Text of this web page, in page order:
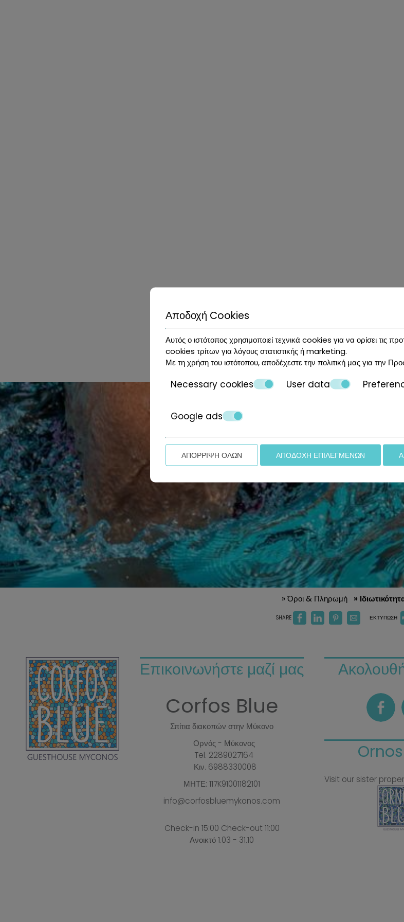
συνεχώς τον ιστότοπό μας για την καλύτερη εξυπηρέτηση των αναγκών των πελατών μας.
Συνιστούμε σε παιδιά και νέους ηλικίας κάτω των 18 να λαμβάνουν την άδεια των γονέων τους
Το website μας λειτουργεί σε ασφαλή περιβάλλον SSL.
» Όροι & Πληρωμή »
SHARE ΕΚΤΥΠΩΣΗ
Επικοινωνήστε μαζί μας
Corfos Blue
Σπίτια διακοπών στην Μύκονο
Ορνός - Μύκονος
Tel. 2289027164
Κιν. 6988330008
ΜΗΤΕ: 117K91001182101
info@corfosbluemykonos.com
Check-in 15:00 Check-out 11:00
Ανοικτό 1.03 - 31.10
Visit our sister
Αποδοχή Cookies
Αυτός ο ιστότοπος χρησιμοποιεί τεχνικά cookies για να ορίσει τις
cookies τρίτων για λόγους στατιστικής ή marketing.
Με τη χρήση του ιστότοπου, αποδέχεστε την πολιτική μας για την
Necessary cookies User data
Google ads
ΑΠΌΡΡΙΨΗ ΌΛΩΝ ΑΠΟΔΟΧΉ ΕΠΙΛΕΓΜΈΝΩΝ